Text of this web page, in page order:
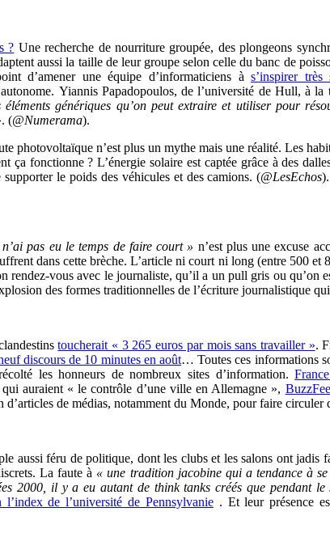
? Une recherche de nourriture groupée, des plongeons
aussi la taille de leur groupe selon celle du banc de
d’amener une équipe d’informaticiens às’inspirer très
Yiannis Papadopoulos, de l’université de Hull, à la
éléments génériques qu’on peut extraire et utiliser pour
(@Numerama).
photovoltaïque n’est plus un mythe mais une réalité. Les
ça fonctionne ? L’énergie solaire est captée grâce à des
le poids des véhicules et des camions. (@LesEchos
n’ai pas eu le temps de faire court » n’est plus une excuse
dans cette brèche. L’article ni court ni long (entre 500
rendez-vous avec le journaliste, qu’il a un pull gris ou qu’on
des formes traditionnelles de l’écriture journalistique
toucherait « 3 265 euros par mois sans travailler ».
discours de 10 minutes en août… Toutes ces informations
les honneurs de nombreux sites d’information.
auraient « le contrôle d’une ville en Allemagne »,
d’articles de médias, notamment du Monde, pour faire circuler
aussi féru de politique, dont les clubs et les salons ont jadis
La faute à « une tradition jacobine qui a tendance à
2000, il y a eu autant de think tanks créés que pendant le
l’index de l’université de Pennsylvanie. Et leur présence